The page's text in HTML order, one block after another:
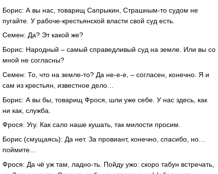
Борис: А вы нас, товарищ Сапрыкин, Страшным-то судом не
пугайте. У рабоче-крестьянской власти свой суд есть.
Семен: Да? Эт какой же?
Борис: Народный – самый справедливый суд на земле. Или вы со
мной не согласны?
Семен: То, что на земле-то? Да не-е-е, – согласен, конечно. Я и
сам из крестьян, известное дело…
Борис: А вы бы, товарищ Фрося, шли уже себе. У нас здесь, как
ни как, служба.
Фрося: Угу. Как сало наше кушать, так милости просим.
Борис (смущаясь): Да нет. За провиант, конечно, спасибо, но…
поймите…
Фрося: Да чё уж там, ладно-ть. Пойду ужо: скоро табун встречать,